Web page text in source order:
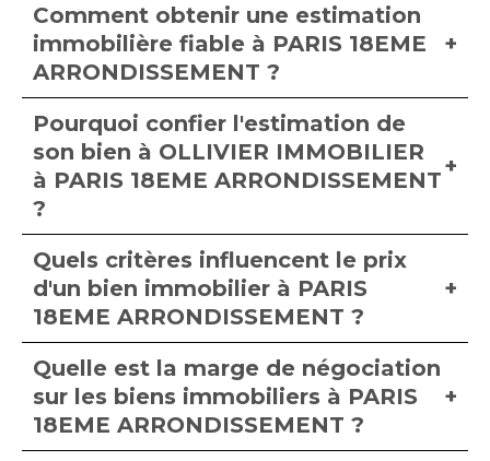
Comment obtenir une estimation
immobilière fiable à PARIS 18EME
ARRONDISSEMENT ?
Pourquoi confier l'estimation de
son bien à OLLIVIER IMMOBILIER
à PARIS 18EME ARRONDISSEMENT
?
Quels critères influencent le prix
d'un bien immobilier à PARIS
18EME ARRONDISSEMENT ?
Quelle est la marge de négociation
sur les biens immobiliers à PARIS
18EME ARRONDISSEMENT ?